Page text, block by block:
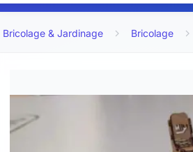
Bricolage & Jardinage Bricolage